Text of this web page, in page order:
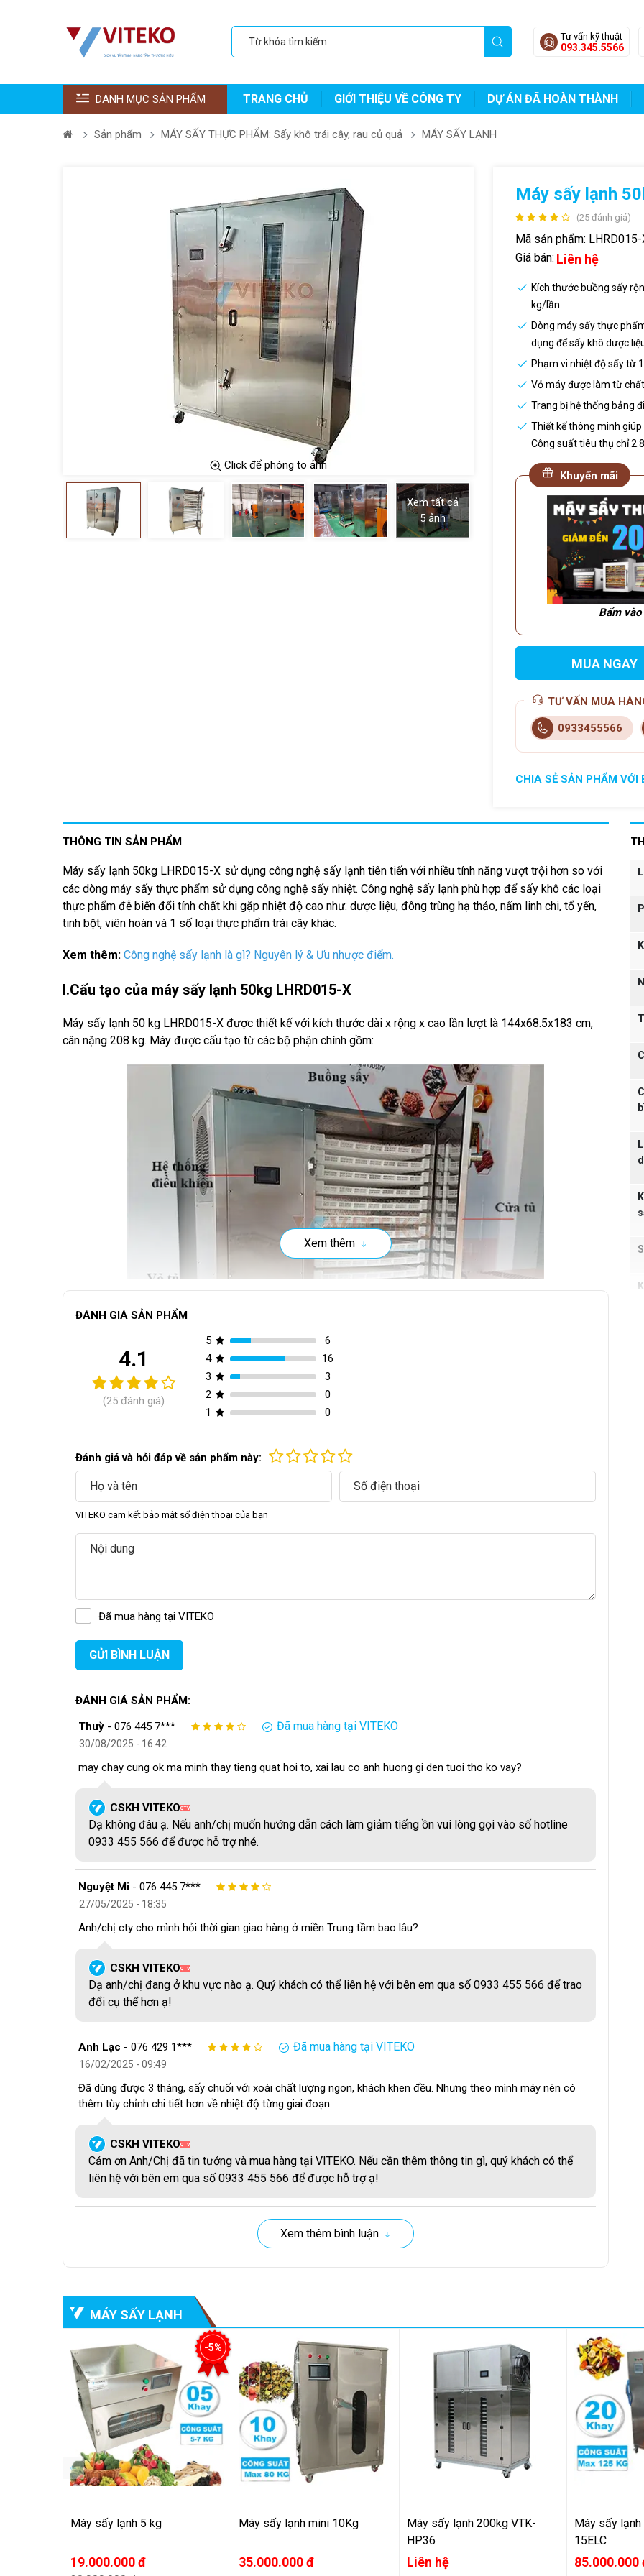
Tư vấn kỹ thuật
093.345.5566
DANH MỤC SẢN PHẨM TRANG CHỦ GIỚI THIỆU VỀ CÔNG TY DỰ ÁN ĐÃ HOÀN THÀNH
Sản phẩm MÁY SẤY THỰC PHẨM: Sấy khô trái cây, rau củ quả MÁY SẤY LẠNH
Click để phóng to ảnh
Xem tất cả
5 ảnh
Máy sấy lạnh
(25 đánh giá)
Mã sản phẩm: LHRD015-
Giá bán: Liên hệ
Kích thước buồng sấy
kg/lần
Dòng máy sấy thực
dụng để sấy khô dược
Phạm vi nhiệt độ sấy từ
Vỏ máy được làm từ chất
Trang bị hệ thống bảng
Thiết kế thông minh
Công suất tiêu thụ chỉ
Khuyến mãi
Bấm
MUA NGAY
TƯ VẤN MUA
0933455566
CHIA SẺ SẢN PHẨM VỚI
THÔNG TIN SẢN PHẨM
Máy sấy lạnh 50kg LHRD015-X sử dụng công nghệ sấy lạnh tiên tiến với nhiều tính năng vượt trội hơn so với
các dòng máy sấy thực phẩm sử dụng công nghệ sấy nhiệt. Công nghệ sấy lạnh phù hợp để sấy khô các loại
thực phẩm đễ biến đổi tính chất khi gặp nhiệt độ cao như: dược liệu, đông trùng hạ thảo, nấm linh chi, tổ yến,
tinh bột, viên hoàn và 1 số loại thực phẩm trái cây khác.
Xem thêm: Công nghệ sấy lạnh là gì? Nguyên lý & Ưu nhược điểm.
I.Cấu tạo của máy sấy lạnh 50kg LHRD015-X
Máy sấy lạnh 50 kg LHRD015-X được thiết kế với kích thước dài x rộng x cao lần lượt là 144x68.5x183 cm,
cân nặng 208 kg. Máy được cấu tạo từ các bộ phận chính gồm:
Vỏ máy: Được cấu thành từ 3 lớp với 2 lớp bên ngoài làm từ chất liệu inox 304. Lớp ở giữa là lớp foarm
cách nhiệt dày, hạn chế thất thoát nhiệt ra bên ngoài, tiết kiệm điện năng.
Buồng sấy:
Khay sấy:Trang bị 18 khay sấy với kích thước là 80.5 x 60 x 6 cm (DxRxC). Chúng được làm hoàn toàn từ
chất liệu nhựa ABS, đảm bảo an toàn thực phẩm, dễ dàng vệ sinh, không bị gỉ sét.
Hệ thống điều khiển PLC: Được bố trí mặt trước của máy. Màn hình LCD, điều khiển bằng cảm ứng. Người
dùng có thể cái đặt các thông số như thời gian sấy, nhiệt độ sấy, độ ẩm, chu trình sấy…
Hệ thống bánh xe di chuyển: Trang bị 4 bánh xe, dễ dàng di chuyển máy đến các vị trí khác nhau trong quá
trình sử dụng.
II. Ứng dụng của máy sấy lạnh 50 kg
Máy sấy lạnh 50kgLHRD015-Xđược thiết kế với khối lượng sấy từ 50-100 kg/mẻ, phù hợp với các đơn vị
sản xuất, kinh doanh có quy mô vừa và nhỏ.
Xem thêm
ĐÁNH GIÁ SẢN PHẨM
4.1
(25 đánh giá)
5
6
4
16
3
3
2
0
1
0
Đánh giá và hỏi đáp về sản phẩm này:
VITEKO cam kết bảo mật số điện thoại của bạn
Đã mua hàng tại VITEKO
GỬI BÌNH LUẬN
ĐÁNH GIÁ SẢN PHẨM:
Thuỳ - 076 445 7*** Đã mua hàng tại VITEKO
30/08/2025 - 16:42
may chay cung ok ma minh thay tieng quat hoi to, xai lau co anh huong gi den tuoi tho ko vay?
CSKH VITEKOQTV
Dạ không đâu ạ. Nếu anh/chị muốn hướng dẫn cách làm giảm tiếng ồn vui lòng gọi vào số hotline
0933 455 566 để được hỗ trợ nhé.
Nguyệt Mi - 076 445 7***
27/05/2025 - 18:35
Anh/chị cty cho mình hỏi thời gian giao hàng ở miền Trung tầm bao lâu?
CSKH VITEKOQTV
Dạ anh/chị đang ở khu vực nào ạ. Quý khách có thể liên hệ với bên em qua số 0933 455 566 để trao
đổi cụ thể hơn ạ!
Anh Lạc - 076 429 1*** Đã mua hàng tại VITEKO
16/02/2025 - 09:49
Đã dùng được 3 tháng, sấy chuối với xoài chất lượng ngon, khách khen đều. Nhưng theo mình máy nên có
thêm tùy chỉnh chi tiết hơn về nhiệt độ từng giai đoạn.
CSKH VITEKOQTV
Cảm ơn Anh/Chị đã tin tưởng và mua hàng tại VITEKO. Nếu cần thêm thông tin gì, quý khách có thể
liên hệ với bên em qua số 0933 455 566 để được hỗ trợ ạ!
Xem thêm bình luận
MÁY SẤY LẠNH
-5%
Máy sấy lạnh 5 kg
19.000.000 đ
Máy sấy lạnh mini 10Kg
35.000.000 đ
Máy sấy lạnh 200kg VTK-
HP36
Liên hệ
Máy sấy lạnh
15ELC
85.000.000